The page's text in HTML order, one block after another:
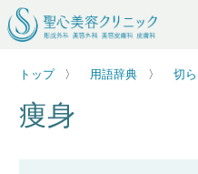
トップ 用語辞典 切
痩身